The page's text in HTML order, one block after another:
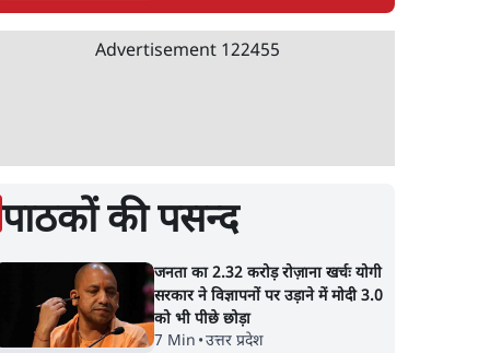
Advertisement 122455
पाठकों की पसन्द
जनता का 2.32 करोड़ रोज़ाना खर्चः योगी
सरकार ने विज्ञापनों पर उड़ाने में मोदी 3.0
को भी पीछे छोड़ा
7 Min •उत्तर प्रदेश